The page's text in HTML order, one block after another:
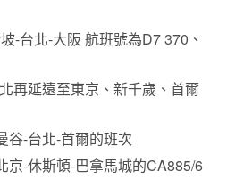
-台北-大阪 航班號為D7 370、
再延遠至東京、新千歲、首爾
谷-台北-首爾的班次
京-休斯頓-巴拿馬城的CA885/6